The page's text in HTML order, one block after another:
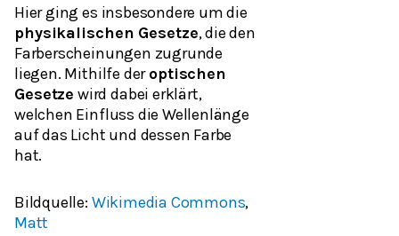
Hier ging es insbesondere um die
physikalischen Gesetze, die den
Farberscheinungen zugrunde
liegen. Mithilfe deroptischen
Gesetze wird dabei erklärt,
welchen Einfluss die Wellenlänge
auf das Licht und dessen Farbe
hat.
Bildquelle: Wikimedia Commons,
Matt